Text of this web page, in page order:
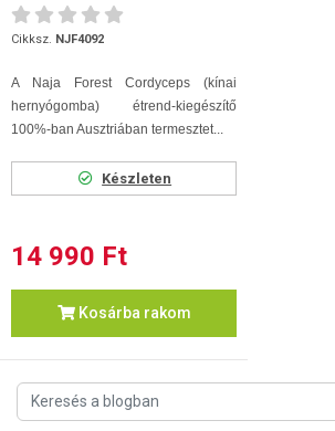
Cikksz. NJF4092
A Naja Forest Cordyceps (kínai
hernyógomba) étrend-kiegészítő
100%-ban Ausztriában termesztet...
Készleten
14 990 Ft
Kosárba rakom